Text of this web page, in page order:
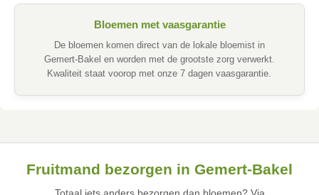
Bloemen met vaasgarantie
De bloemen komen direct van de lokale bloemist in
Gemert-Bakel en worden met de grootste zorg verwerkt.
Kwaliteit staat voorop met onze 7 dagen vaasgarantie.
Fruitmand bezorgen in Gemert-Bakel